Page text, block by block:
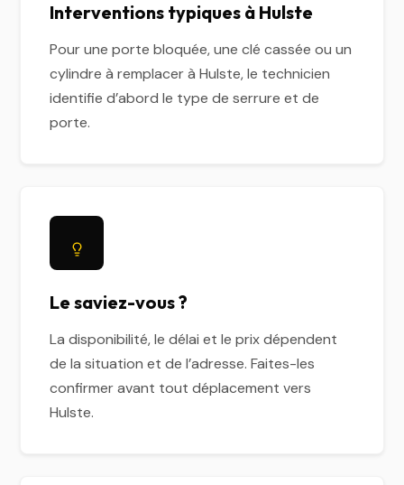
Interventions typiques à Hulste
Pour une porte bloquée, une clé cassée ou un
cylindre à remplacer à Hulste, le technicien
identifie d’abord le type de serrure et de
porte.
Le saviez-vous ?
La disponibilité, le délai et le prix dépendent
de la situation et de l’adresse. Faites-les
confirmer avant tout déplacement vers
Hulste.